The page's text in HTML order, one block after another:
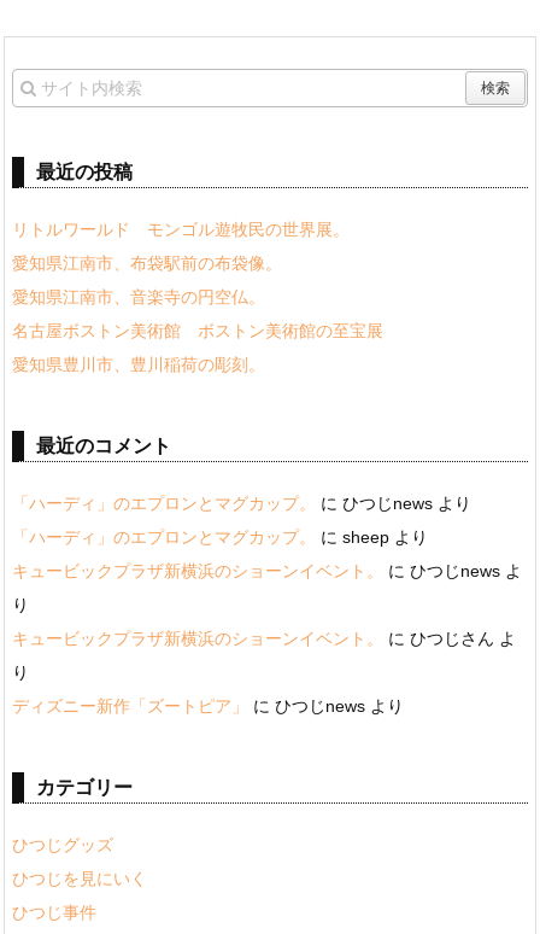
最近の投稿
リトルワールド モンゴル遊牧民の世界展。
愛知県江南市、布袋駅前の布袋像。
愛知県江南市、音楽寺の円空仏。
名古屋ボストン美術館 ボストン美術館の至宝展
愛知県豊川市、豊川稲荷の彫刻。
最近のコメント
「ハーディ」のエプロンとマグカップ。 に ひつじnews より
「ハーディ」のエプロンとマグカップ。
に sheep より
キュービックプラザ新横浜のショーンイベント。
に ひつじnews よ
り
キュービックプラザ新横浜のショーンイベント。
に ひつじさん よ
り
ディズニー新作「ズートピア」
に ひつじnews より
カテゴリー
ひつじグッズ
ひつじを見にいく
ひつじ事件